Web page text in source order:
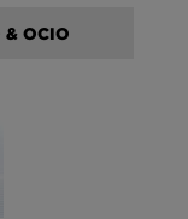
& OCIO